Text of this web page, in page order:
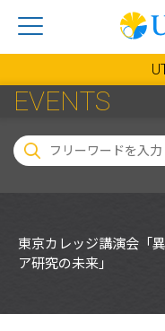
EVENTS
東京カレッジ講演会「
ア研究の未来」